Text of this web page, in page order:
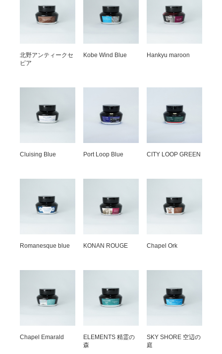
北野アンティークセ
ピア
Kobe Wind Blue Hankyu maroon
Cluising Blue Port Loop Blue CITY LOOP GREEN
Romanesque blue KONAN ROUGE Chapel Ork
Chapel Emarald
ELEMENTS 精霊の
森
SKY SHORE 空辺の
庭